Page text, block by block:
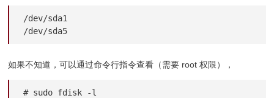
/dev/sda1
/dev/sda5
如果不知道，可以通过命令行指令查看（需要 root 权限），
# sudo fdisk -l